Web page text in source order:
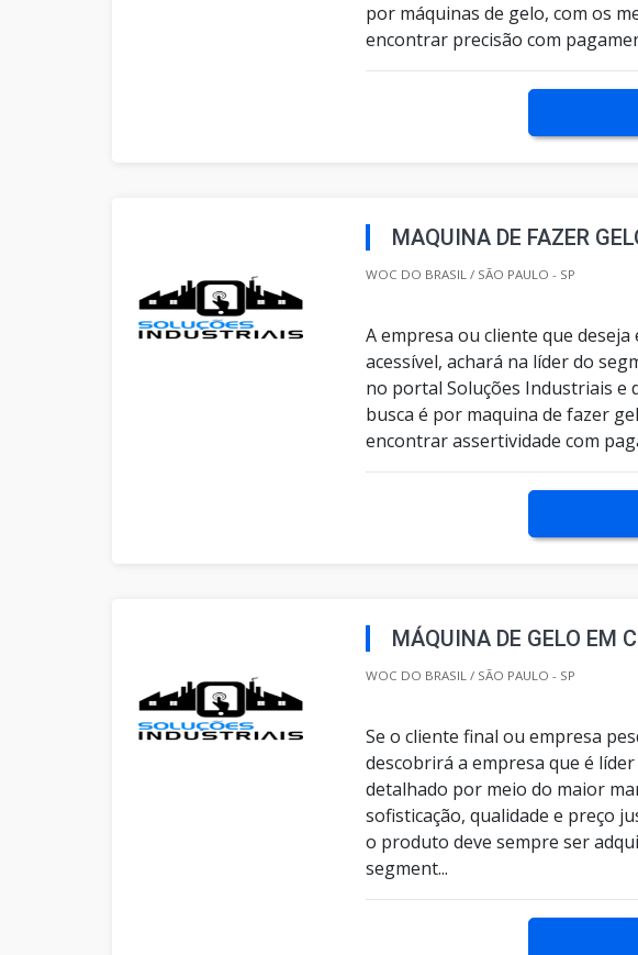
por máquinas de gelo, com os
encontrar precisão com
MAQUINA DE FAZER
WOC DO BRASIL / SÃO PAULO - SP
A empresa ou cliente que
acessível, achará na líder do
no portal Soluções Industriais e
busca é por maquina de fazer
encontrar assertividade com
MÁQUINA DE GELO EM
WOC DO BRASIL / SÃO PAULO - SP
Se o cliente final ou empresa
descobrirá a empresa que é
detalhado por meio do maior
sofisticação, qualidade e preço
o produto deve sempre ser
segment...